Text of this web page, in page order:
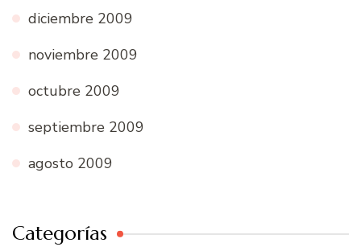
diciembre 2009
noviembre 2009
octubre 2009
septiembre 2009
agosto 2009
Categorías